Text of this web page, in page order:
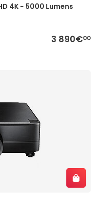
4K - 5000 Lumens
3 890€00